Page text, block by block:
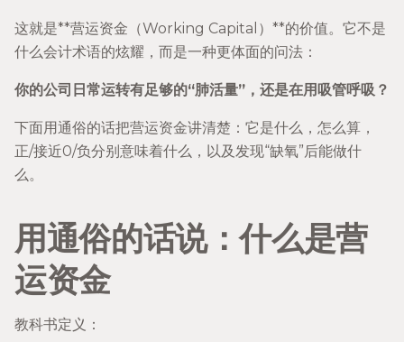
这就是**营运资金（Working Capital）**的价值。它不是
什么会计术语的炫耀，而是一种更体面的问法：
你的公司日常运转有足够的“肺活量”，还是在用吸管呼吸？
下面用通俗的话把营运资金讲清楚：它是什么，怎么算，
正/接近0/负分别意味着什么，以及发现“缺氧”后能做什
么。
用通俗的话说：什么是营
运资金
教科书定义：